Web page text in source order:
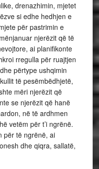
drenazhimin, mjetet
si edhe hedhjen e
për pastrimin e
njerëzit që të
ai planifikonte
rregulla për ruajtjen
përtype ushqimin
të pesëmbëdhjetë,
mëri njerëzit që
se njerëzit që hanë
në të ardhmen
vetëm për t’i ngrënë.
për të ngrënë, ai
dhe qiqra, sallatë,